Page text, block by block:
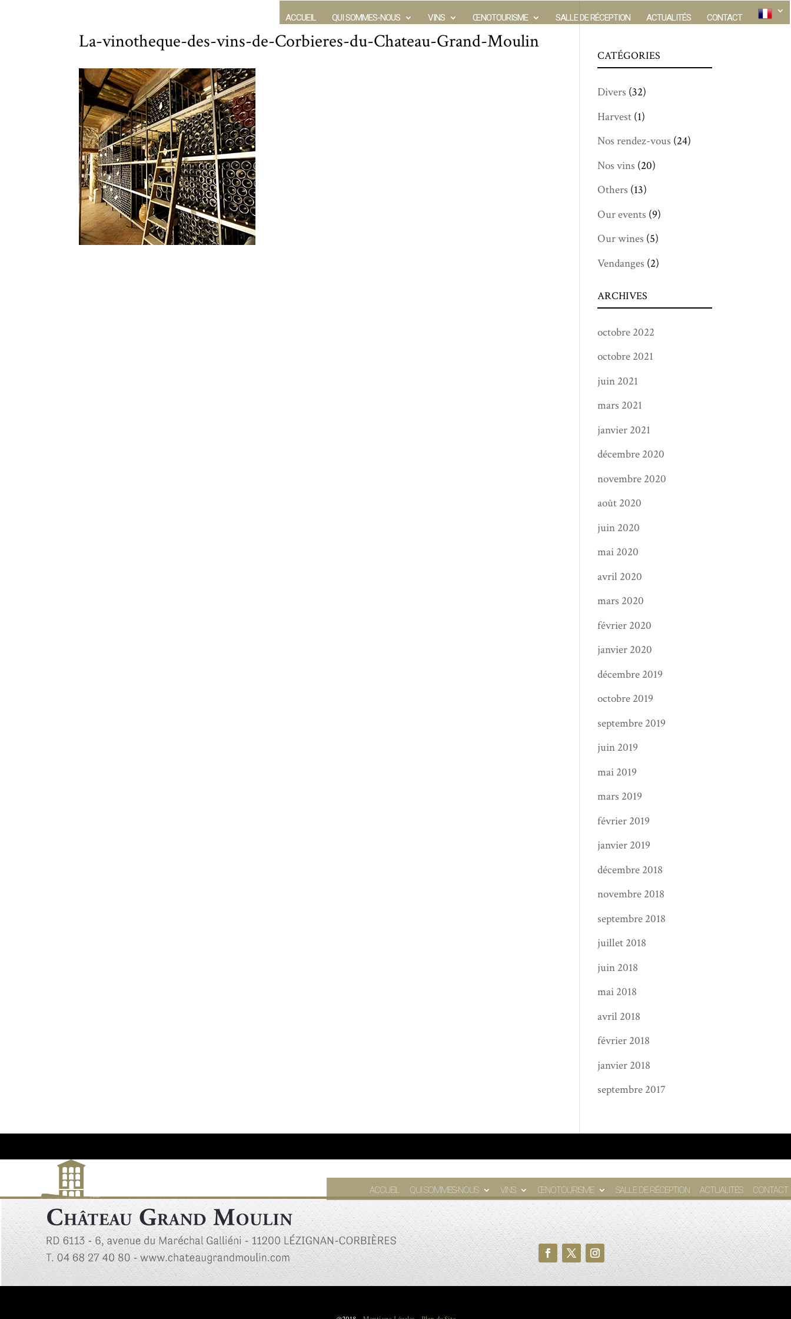
ACCUEIL QUI SOMMES-NOUS VINS ŒNOTOURISME SALLE DE RÉCEPTION ACTUALITÉS CONTACT
La-vinotheque-des-vins-de-Corbieres-du-Chateau-Grand-Moulin
CATÉGORIES
Divers (32)
Harvest (1)
Nos rendez-vous (24)
Nos vins (20)
Others (13)
Our events (9)
Our wines (5)
Vendanges (2)
ARCHIVES
octobre 2022
octobre 2021
juin 2021
mars 2021
janvier 2021
décembre 2020
novembre 2020
août 2020
juin 2020
mai 2020
avril 2020
mars 2020
février 2020
janvier 2020
décembre 2019
octobre 2019
septembre 2019
juin 2019
mai 2019
mars 2019
février 2019
janvier 2019
décembre 2018
novembre 2018
septembre 2018
juillet 2018
juin 2018
mai 2018
avril 2018
février 2018
janvier 2018
septembre 2017
ACCUEIL QUI SOMMES-NOUS VINS ŒNOTOURISME SALLE DE RÉCEPTION ACTUALITÉS CONTACT